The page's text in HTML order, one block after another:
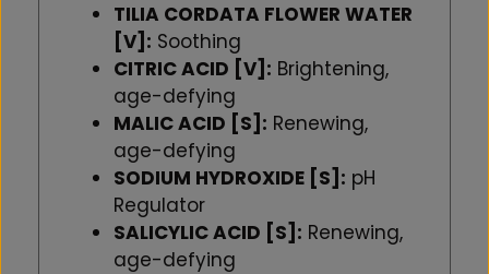
TILIA CORDATA FLOWER WATER
[V]: Soothing
CITRIC ACID [V]: Brightening,
age-defying
MALIC ACID [S]: Renewing,
age-defying
SODIUM HYDROXIDE [S]: pH
Regulator
SALICYLIC ACID [S]: Renewing,
age-defying